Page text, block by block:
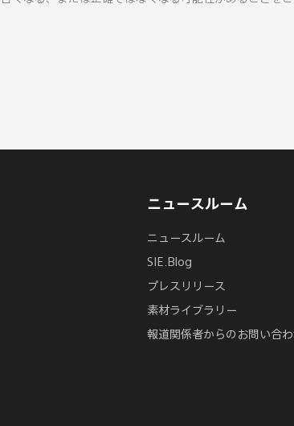
ニュースルーム
ニュースルーム
SIE.Blog
プレスリリース
素材ライブラリー
報道関係者からのお問い合